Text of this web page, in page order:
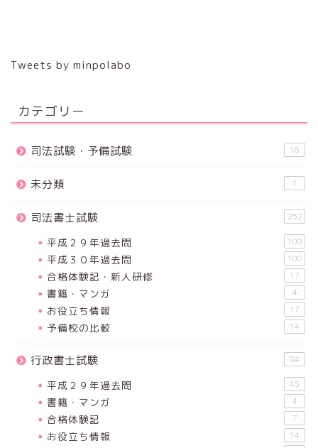
Tweets by minpolabo
カテゴリー
司法試験・予備試験 16
未分類 1
司法書士試験 252
平成２９年過去問 100
平成３０年過去問 100
合格体験記・新人研修 17
書籍・マンガ 4
お役立ち情報 17
予備校の比較 14
行政書士試験 84
平成２９年過去問 45
書籍・マンガ 4
合格体験記 7
お役立ち情報 14